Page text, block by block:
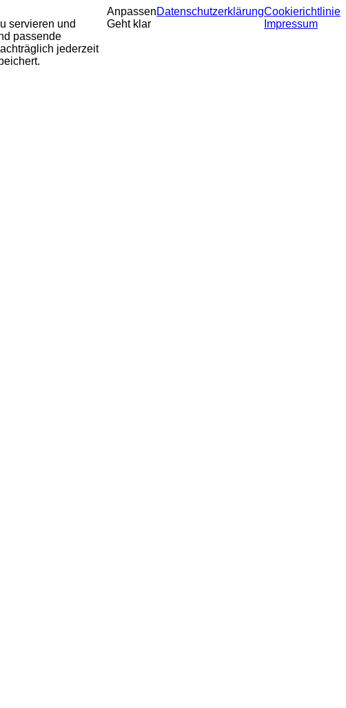
servieren und
passende
jederzeit
Anpassen
Geht klar
DatenschutzerklärungCookierichtlinie
Impressum